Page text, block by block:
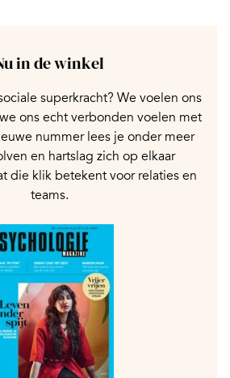
in de winkel
superkracht? We voelen ons
ons echt verbonden voelen met
nummer lees je onder meer
en hartslag zich op elkaar
die klik betekent voor relaties en
teams.